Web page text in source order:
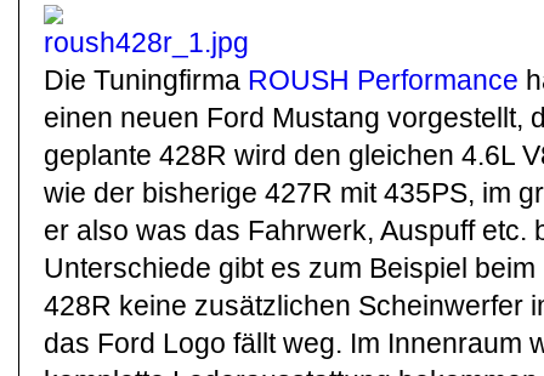
Die Tuningfirma ROUSH Performance
einen neuen Ford Mustang vorgestellt,
geplante 428R wird den gleichen 4.6L
wie der bisherige 427R mit 435PS, im
er also was das Fahrwerk, Auspuff etc.
Unterschiede gibt es zum Beispiel
428R keine zusätzlichen Scheinwerfer
das Ford Logo fällt weg. Im Innenraum